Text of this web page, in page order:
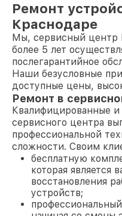
Ремонт
Краснодаре
Мы, сервисный центр
более 5 лет
послегарантийное
Наши безусловные
доступные цены,
Ремонт в
Квалифицированные
сервисного центра
профессиональной
сложности. Своим
бесплатную
которая является
восстановления
устройств;